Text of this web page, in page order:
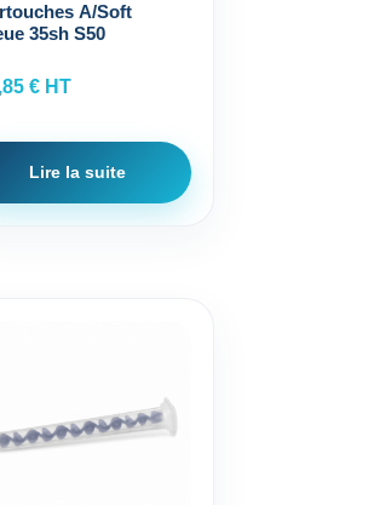
A/Soft
35sh S50
€ HT
Lire la suite